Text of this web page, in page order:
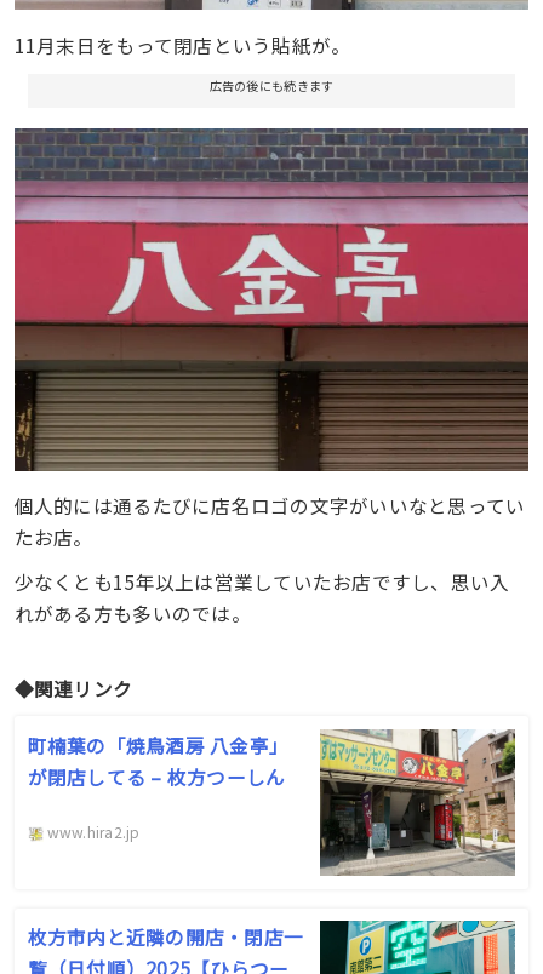
11月末日をもって閉店という貼紙が。
広告の後にも続きます
個人的には通るたびに店名ロゴの文字がいいなと思ってい
たお店。
少なくとも15年以上は営業していたお店ですし、思い入
れがある方も多いのでは。
◆関連リンク
町楠葉の「焼鳥酒房 八金亭」
が閉店してる – 枚方つーしん
www.hira2.jp
枚方市内と近隣の開店・閉店一
覧（日付順）2025【ひらつー